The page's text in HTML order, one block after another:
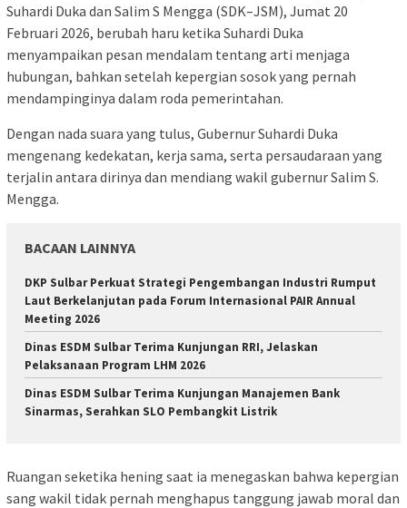
Suhardi Duka dan Salim S Mengga (SDK–JSM), Jumat 20
Februari 2026, berubah haru ketika Suhardi Duka
menyampaikan pesan mendalam tentang arti menjaga
hubungan, bahkan setelah kepergian sosok yang pernah
mendampinginya dalam roda pemerintahan.
Dengan nada suara yang tulus, Gubernur Suhardi Duka
mengenang kedekatan, kerja sama, serta persaudaraan yang
terjalin antara dirinya dan mendiang wakil gubernur Salim S.
Mengga.
BACAAN LAINNYA
DKP Sulbar Perkuat Strategi Pengembangan Industri Rumput
Laut Berkelanjutan pada Forum Internasional PAIR Annual
Meeting 2026
Dinas ESDM Sulbar Terima Kunjungan RRI, Jelaskan
Pelaksanaan Program LHM 2026
Dinas ESDM Sulbar Terima Kunjungan Manajemen Bank
Sinarmas, Serahkan SLO Pembangkit Listrik
Ruangan seketika hening saat ia menegaskan bahwa kepergian
sang wakil tidak pernah menghapus tanggung jawab moral dan